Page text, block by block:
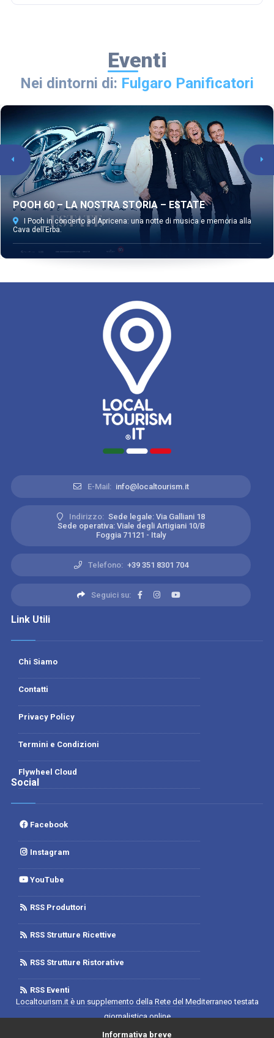
Eventi
Nei dintorni di: Fulgaro Panificatori
POOH 60 – LA NOSTRA STORIA – ESTATE
I Pooh in concerto ad Apricena: una notte di musica e memoria alla
Cava dell’Erba.
E-Mail: info@localtourism.it
Indirizzo: Sede legale: Via Galliani 18
Sede operativa: Viale degli Artigiani 10/B
Foggia 71121 - Italy
Telefono: +39 351 8301 704
Seguici su:
Link Utili
Chi Siamo
Contatti
Privacy Policy
Termini e Condizioni
Flywheel Cloud
Social
Facebook
Instagram
YouTube
RSS Produttori
RSS Strutture Ricettive
RSS Strutture Ristorative
RSS Eventi
Localtourism.it è un supplemento della Rete del Mediterraneo testata
giornalistica online
Trib. di Foggia n.1893/2019 - Reg. 2/2019- Rete del Mediterraneo
Informativa breve